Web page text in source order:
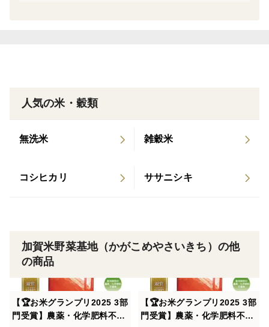
カレーやシチューなどにもとっても合います！
☆オススメのお米の炊き方についての説明書を同封して
■栽培のこだわり
ラルを必要分継続的に補給しています。とても時間とコ
ストのかかる作業ですが、この一手間を行うことで、大
地を守り、健康な大地からは栄養価の高いお米がとれま
す。
日々食べるお米だからこそ、食べることで健康になれ
人気の米・穀類
無洗米 雑穀米
コシヒカリ ササニシキ
加賀米野菜基地（かがこめやさいきち）の他
の商品
【🏆お米グランプリ2025 3部
門受賞】農薬・化学肥料不使
【🏆お米グランプリ2025 3部
門受賞】農薬・化学肥料不使